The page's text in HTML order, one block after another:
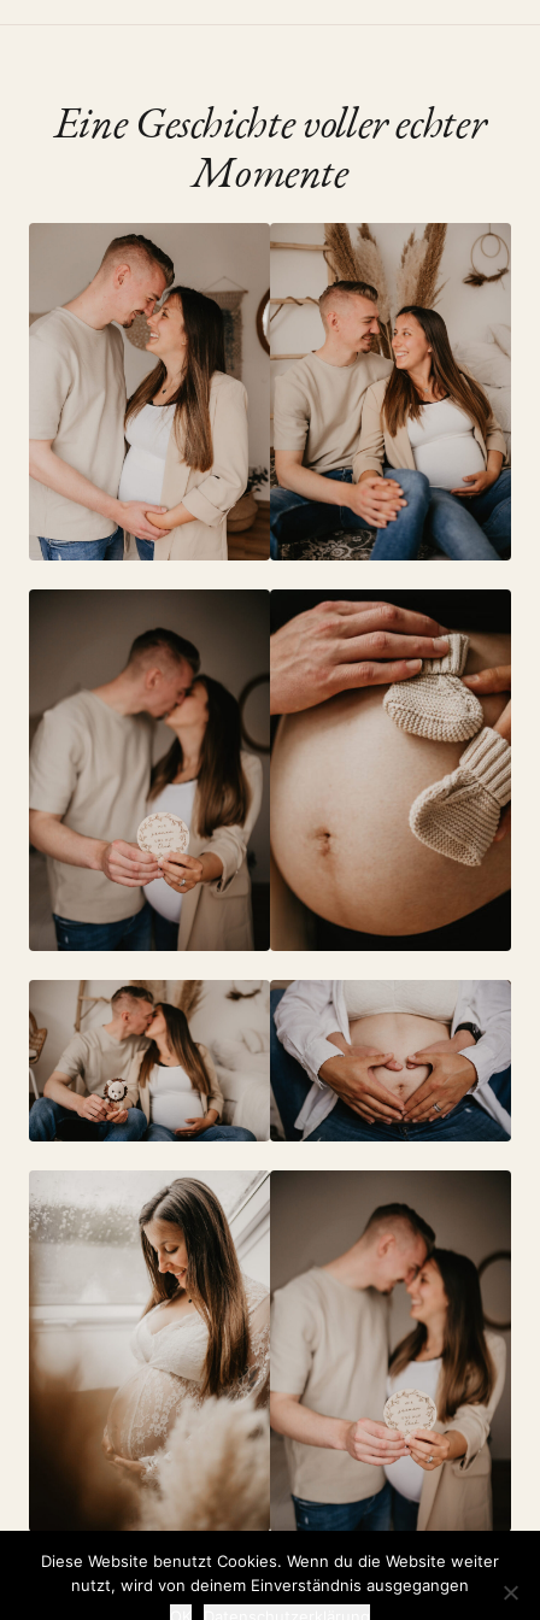
Eine Geschichte voller echter
Momente
Diese Website benutzt Cookies. Wenn du die Website weiter
nutzt, wird von deinem Einverständnis ausgegangen